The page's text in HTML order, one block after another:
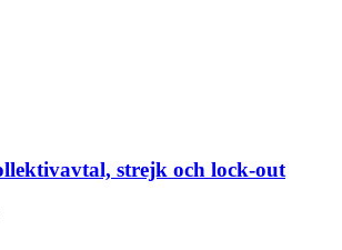
strejk och lock-out